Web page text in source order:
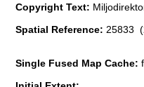
Copyright Text:
Spatial Reference: 25833
Single Fused Map Cache: